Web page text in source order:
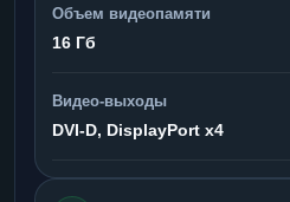
Объем видеопамяти
16 Гб
Видео-выходы
DVI-D, DisplayPort x4